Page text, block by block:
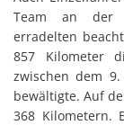
Team an der
erradelten
857 Kilometer
zwischen dem
bewältigte. Auf
368 Kilometern.